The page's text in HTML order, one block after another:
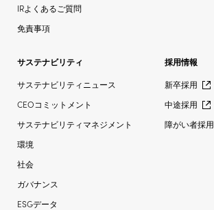
IRよくあるご質問
免責事項
サステナビリティ
サステナビリティニュース
CEOコミットメント
サステナビリティマネジメント
環境
社会
ガバナンス
ESGデータ
採用情報
新卒採用
中途採用
障がい者採用